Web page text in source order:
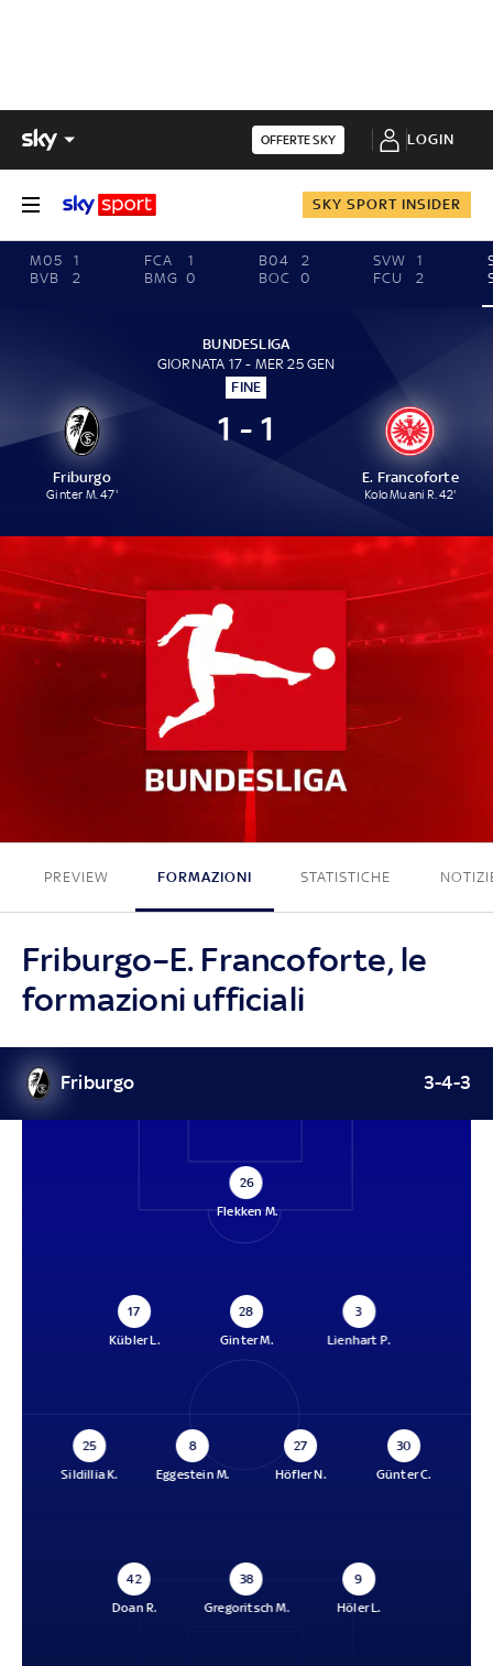
OFFERTE SKY LOGIN
SKY SPORT INSIDER
M05
1
BVB
2
FCA
1
BMG 0
B04
2
BOC
0
SVW
1
FCU
2
BUNDESLIGA
GIORNATA 17 - MER 25 GEN
FINE
Friburgo
Ginter M. 47'
1 - 1
E. Francoforte
Kolo Muani R. 42'
1 - 1
PREVIEW FORMAZIONI STATISTICHE
Friburgo–E. Francoforte, le
formazioni ufficiali
Friburgo 3-4-3
26
Flekken M.
17
Kübler L.
28
Ginter M.
3
Lienhart P.
25
Sildillia K.
8
Eggestein M.
27
Höfler N.
30
Günter C.
42
Doan R.
38
Gregoritsch M.
9
Höler L.